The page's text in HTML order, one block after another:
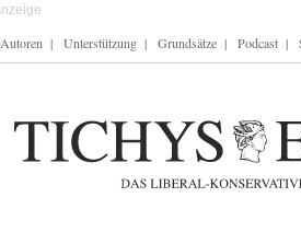
Autoren Unterstützung Grundsätze Podcast